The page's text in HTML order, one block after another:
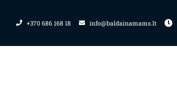
+370 686 168 18 info@baldainamams.lt